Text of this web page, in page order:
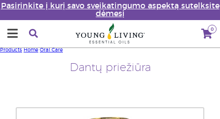
Pasirinkite į kurį savo sveikatingumo aspektą sutelksite
dėmesį
0
Dantų priežiūra
Products Home Oral Care